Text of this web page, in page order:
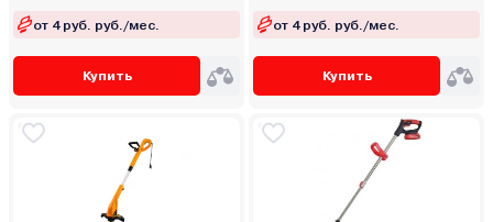
от 4 руб. руб./мес.
Купить
от 4 руб. руб./мес.
Купить